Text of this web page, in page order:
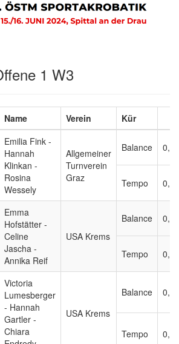
1 W3
Name Verein Kür
Emilia Fink -
Hannah
Klinkan -
Rosina
Wessely
Allgemeiner
Turnverein
Graz
Balance
Tempo
Emma
Hofstätter -
Celine
Jascha -
Annika Reif
USA Krems
Balance
Tempo
Victoria
Lumesberger
- Hannah
Gartler -
Chiara
USA Krems
Balance
Tempo